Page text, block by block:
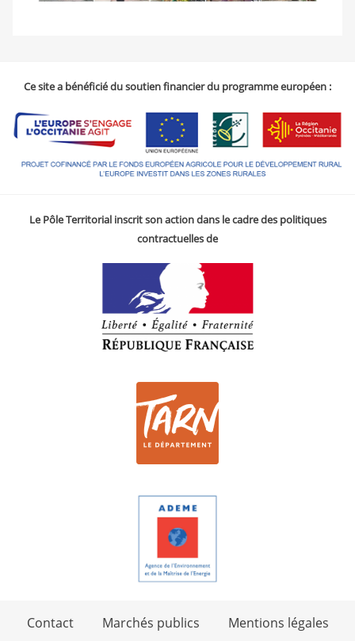
Ce site a bénéficié du soutien financier du programme européen :
Le Pôle Territorial inscrit son action dans le cadre des politiques
contractuelles de
Contact Marchés publics Mentions légales